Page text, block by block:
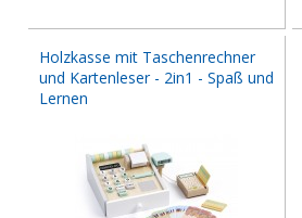
Holzkasse mit Taschenrechner
und Kartenleser - 2in1 - Spaß und
Lernen